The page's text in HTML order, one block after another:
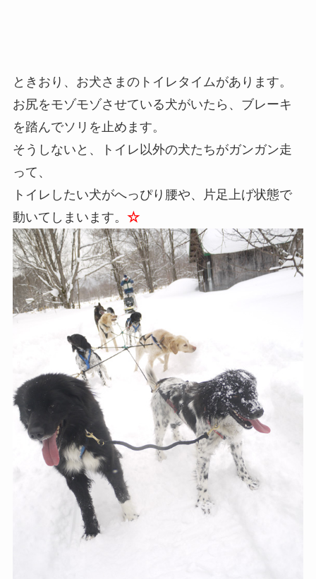
ときおり、お犬さまのトイレタイムがあります。
お尻をモゾモゾさせている犬がいたら、ブレーキ
を踏んでソリを止めます。
そうしないと、トイレ以外の犬たちがガンガン走
って、
トイレしたい犬がへっぴり腰や、片足上げ状態で
動いてしまいます。 ☆